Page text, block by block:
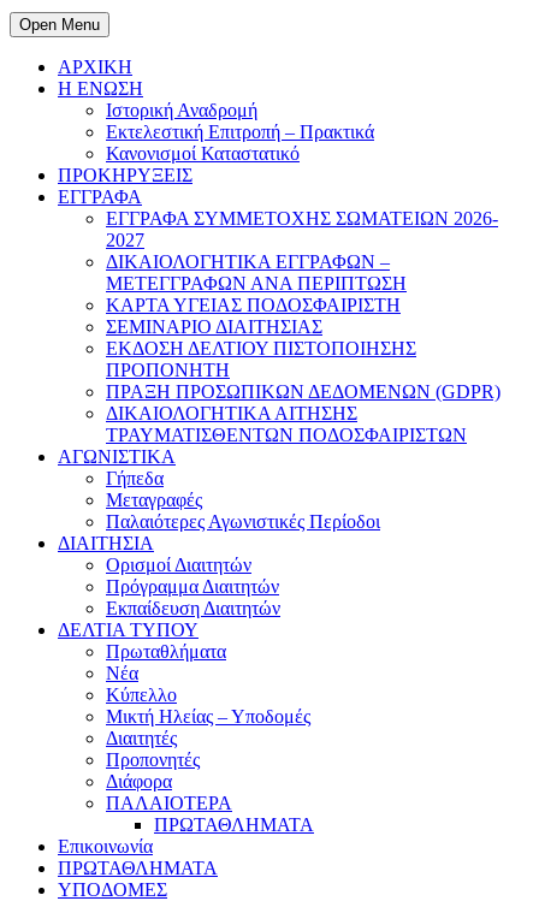
Open Menu
ΑΡΧΙΚΗ
Η ΕΝΩΣΗ
Ιστορική Αναδρομή
Εκτελεστική Επιτροπή – Πρακτικά
Κανονισμοί Καταστατικό
ΠΡΟΚΗΡΥΞΕΙΣ
ΕΓΓΡΑΦΑ
ΕΓΓΡΑΦΑ ΣΥΜΜΕΤΟΧΗΣ ΣΩΜΑΤΕΙΩΝ 2026-
2027
ΔΙΚΑΙΟΛΟΓΗΤΙΚΑ ΕΓΓΡΑΦΩΝ –
ΜΕΤΕΓΓΡΑΦΩΝ ΑΝΑ ΠΕΡΙΠΤΩΣΗ
ΚΑΡΤΑ ΥΓΕΙΑΣ ΠΟΔΟΣΦΑΙΡΙΣΤΗ
ΣΕΜΙΝΑΡΙΟ ΔΙΑΙΤΗΣΙΑΣ
ΕΚΔΟΣΗ ΔΕΛΤΙΟΥ ΠΙΣΤΟΠΟΙΗΣΗΣ
ΠΡΟΠΟΝΗΤΗ
ΠΡΑΞΗ ΠΡΟΣΩΠΙΚΩΝ ΔΕΔΟΜΕΝΩΝ (GDPR)
ΔΙΚΑΙΟΛΟΓΗΤΙΚΑ ΑΙΤΗΣΗΣ
ΤΡΑΥΜΑΤΙΣΘΕΝΤΩΝ ΠΟΔΟΣΦΑΙΡΙΣΤΩΝ
ΑΓΩΝΙΣΤΙΚΑ
Γήπεδα
Μεταγραφές
Παλαιότερες Αγωνιστικές Περίοδοι
ΔΙΑΙΤΗΣΙΑ
Ορισμοί Διαιτητών
Πρόγραμμα Διαιτητών
Εκπαίδευση Διαιτητών
ΔΕΛΤΙΑ ΤΥΠΟΥ
Πρωταθλήματα
Νέα
Κύπελλο
Μικτή Ηλείας – Υποδομές
Διαιτητές
Προπονητές
Διάφορα
ΠΑΛΑΙΟΤΕΡΑ
ΠΡΩΤΑΘΛΗΜΑΤΑ
Επικοινωνία
ΠΡΩΤΑΘΛΗΜΑΤΑ
ΥΠΟΔΟΜΕΣ